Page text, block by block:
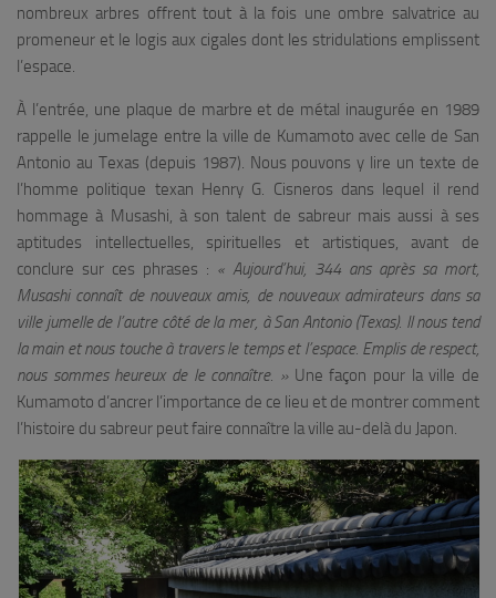
nombreux arbres offrent tout à la fois une ombre salvatrice au
promeneur et le logis aux cigales dont les stridulations emplissent
l’espace.
À l’entrée, une plaque de marbre et de métal inaugurée en 1989
rappelle le jumelage entre la ville de Kumamoto avec celle de San
Antonio au Texas (depuis 1987). Nous pouvons y lire un texte de
l’homme politique texan Henry G. Cisneros dans lequel il rend
hommage à Musashi, à son talent de sabreur mais aussi à ses
aptitudes intellectuelles, spirituelles et artistiques, avant de
conclure sur ces phrases : « Aujourd’hui, 344 ans après sa mort,
Musashi connaît de nouveaux amis, de nouveaux admirateurs dans sa
ville jumelle de l’autre côté de la mer, à San Antonio (Texas). Il nous tend
la main et nous touche à travers le temps et l’espace. Emplis de respect,
nous sommes heureux de le connaître. »Une façon pour la ville de
Kumamoto d’ancrer l’importance de ce lieu et de montrer comment
l’histoire du sabreur peut faire connaître la ville au-delà du Japon.